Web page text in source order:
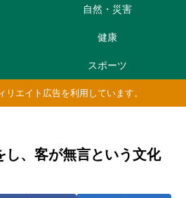
自然・災害
健康
スポーツ
エイト広告を利用しています。
し、客が無言という文化